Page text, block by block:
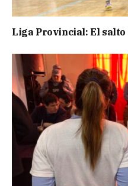
Liga Provincial: El